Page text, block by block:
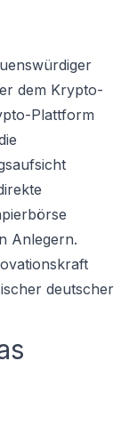
dem Krypto-
Plattform
Anlegern.
deutscher